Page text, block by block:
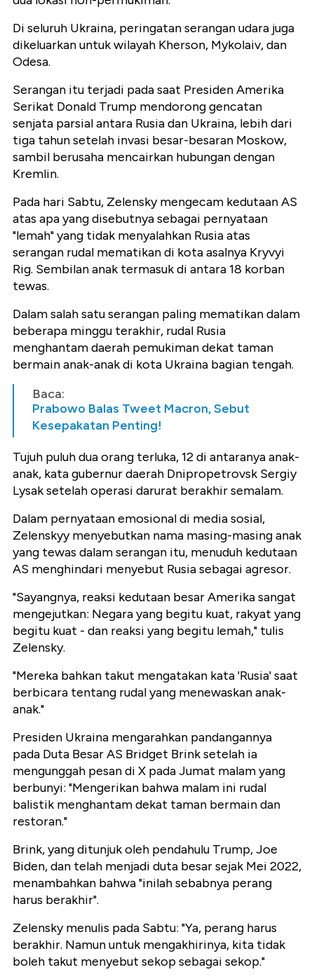
Di seluruh Ukraina, peringatan serangan udara juga
dikeluarkan untuk wilayah Kherson, Mykolaiv, dan
Odesa.
Serangan itu terjadi pada saat Presiden Amerika
Serikat Donald Trump mendorong gencatan
senjata parsial antara Rusia dan Ukraina, lebih dari
tiga tahun setelah invasi besar-besaran Moskow,
sambil berusaha mencairkan hubungan dengan
Kremlin.
Pada hari Sabtu, Zelensky mengecam kedutaan AS
atas apa yang disebutnya sebagai pernyataan
"lemah" yang tidak menyalahkan Rusia atas
serangan rudal mematikan di kota asalnya Kryvyi
Rig. Sembilan anak termasuk di antara 18 korban
tewas.
Dalam salah satu serangan paling mematikan dalam
beberapa minggu terakhir, rudal Rusia
menghantam daerah pemukiman dekat taman
bermain anak-anak di kota Ukraina bagian tengah.
Baca:
Prabowo Balas Tweet Macron, Sebut
Kesepakatan Penting!
Tujuh puluh dua orang terluka, 12 di antaranya anak-
anak, kata gubernur daerah Dnipropetrovsk Sergiy
Lysak setelah operasi darurat berakhir semalam.
Dalam pernyataan emosional di media sosial,
Zelenskyy menyebutkan nama masing-masing anak
yang tewas dalam serangan itu, menuduh kedutaan
AS menghindari menyebut Rusia sebagai agresor.
"Sayangnya, reaksi kedutaan besar Amerika sangat
mengejutkan: Negara yang begitu kuat, rakyat yang
begitu kuat - dan reaksi yang begitu lemah," tulis
Zelensky.
"Mereka bahkan takut mengatakan kata 'Rusia' saat
berbicara tentang rudal yang menewaskan anak-
anak."
Presiden Ukraina mengarahkan pandangannya
pada Duta Besar AS Bridget Brink setelah ia
mengunggah pesan di X pada Jumat malam yang
berbunyi: "Mengerikan bahwa malam ini rudal
balistik menghantam dekat taman bermain dan
restoran."
Brink, yang ditunjuk oleh pendahulu Trump, Joe
Biden, dan telah menjadi duta besar sejak Mei 2022,
menambahkan bahwa "inilah sebabnya perang
harus berakhir".
Zelensky menulis pada Sabtu: "Ya, perang harus
berakhir. Namun untuk mengakhirinya, kita tidak
boleh takut menyebut sekop sebagai sekop."